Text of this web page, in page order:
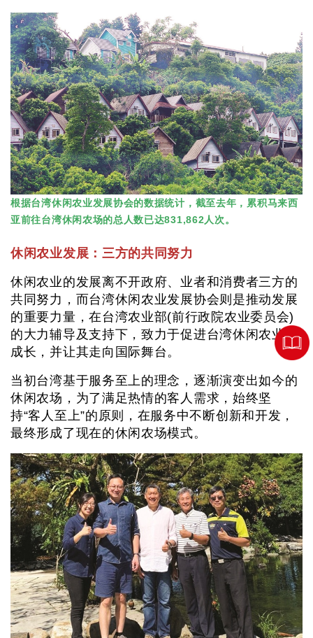
根据台湾休闲农业发展协会的数据统计，截至去年，累积马来西
亚前往台湾休闲农场的总人数已达831,862人次。
休闲农业发展：三方的共同努力
休闲农业的发展离不开政府、业者和消费者三方的
共同努力，而台湾休闲农业发展协会则是推动发展
的重要力量，在台湾农业部(前行政院农业委员会)
的大力辅导及支持下，致力于促进台湾休闲农业的
成长，并让其走向国际舞台。
当初台湾基于服务至上的理念，逐渐演变出如今的
休闲农场，为了满足热情的客人需求，始终坚
持“客人至上”的原则，在服务中不断创新和开发，
最终形成了现在的休闲农场模式。